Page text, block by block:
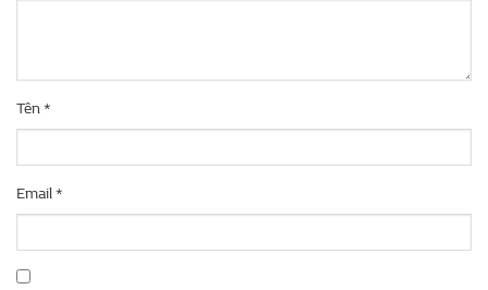
Tên*
Email*